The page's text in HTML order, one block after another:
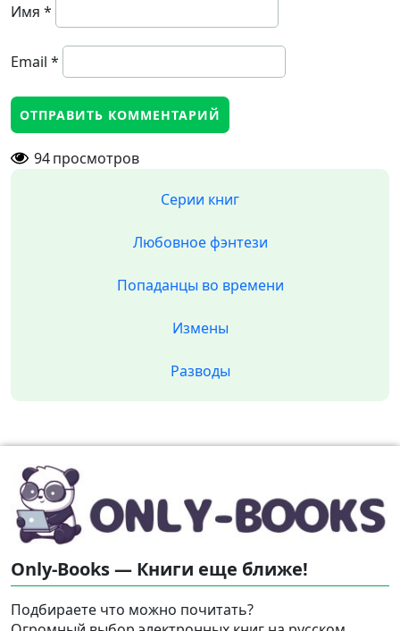
Имя *
Email *
94просмотров
Серии книг
Любовное фэнтези
Попаданцы во времени
Измены
Разводы
Only-Books — Книги еще ближе!
Подбираете что можно почитать?